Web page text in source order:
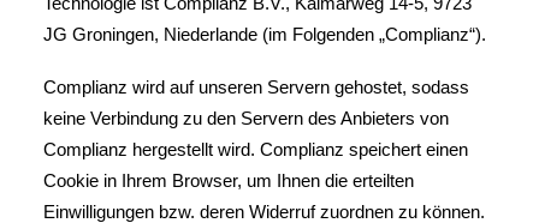
JG Groningen, Niederlande (im Folgenden „Complianz“).
Complianz wird auf unseren Servern gehostet, sodass
keine Verbindung zu den Servern des Anbieters von
Complianz hergestellt wird. Complianz speichert einen
Cookie in Ihrem Browser, um Ihnen die erteilten
Einwilligungen bzw. deren Widerruf zuordnen zu können.